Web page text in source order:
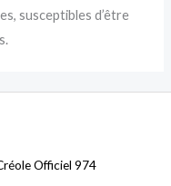
susceptibles d’être
Officiel 974